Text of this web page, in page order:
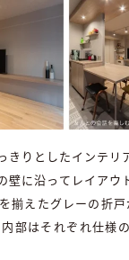
きりとしたインテリ
壁に沿ってレイアウ
揃えたグレーの折
部はそれぞれ仕様